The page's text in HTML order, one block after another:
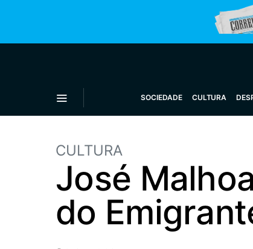
SOCIEDADE CULTURA
CULTURA
José
do